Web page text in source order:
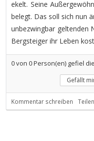
ekelt. Seine
belegt. Das soll sich nun
unbezwingbar geltenden
Bergsteiger ihr Leben
0von 0Person(en) gefiel
Gefällt
Kommentar schreiben Teilen